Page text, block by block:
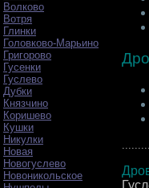
Волково
Вотря
Глинки
Головково-Марьино
Григорово
Гусенки
Гуслево
Дубки
Князчино
Коришево
Кушки
Никулки
Новая
Новогуслево
Новоникольское